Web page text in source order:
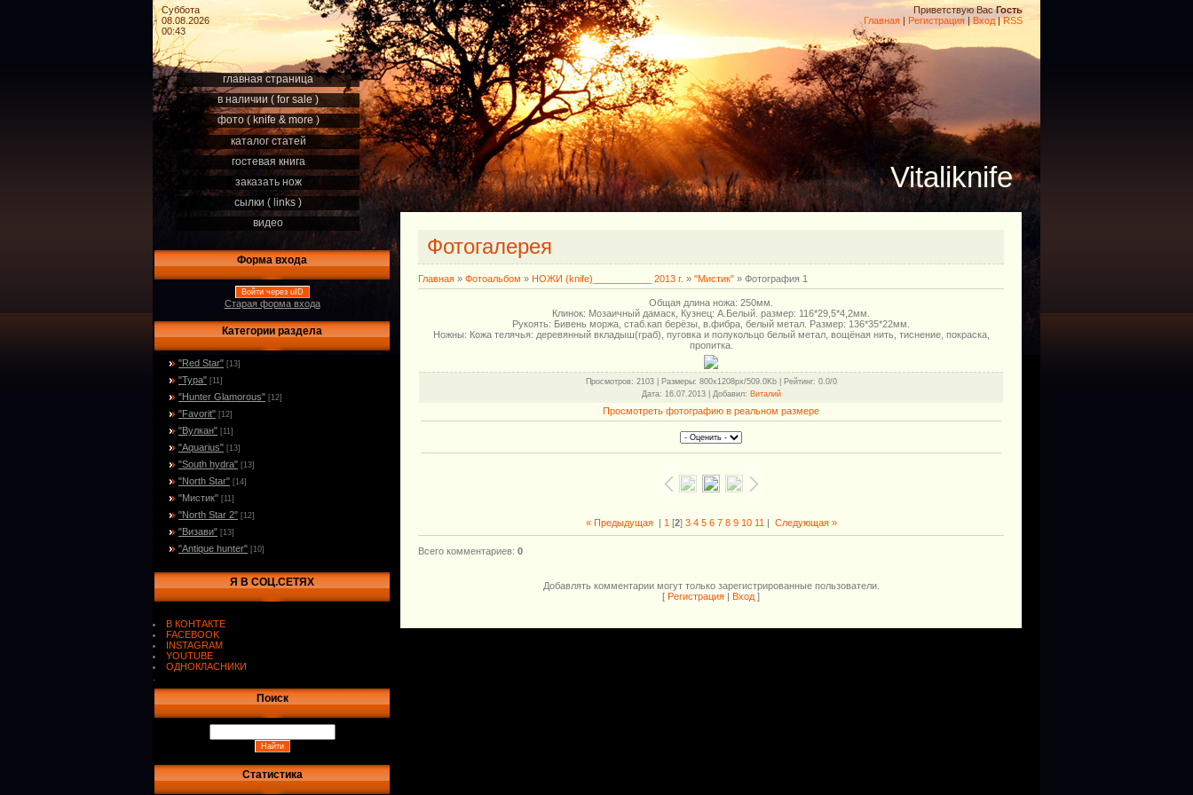
Суббота
08.08.2026
00:43
Приветствую Вас Гость
Главная | Регистрация | Вход|RSS
главная страница
в наличии ( for sale )
фото ( knife & more )
каталог статей
гостевая книга
заказать нож
сылки ( links )
видео
Форма входа
Войти через uID
Старая форма входа
Категории раздела
"Red Star" [13]
"Тура" [11]
"Hunter Glamorous" [12]
"Favorit" [12]
"Вулкан" [11]
"Aquarius" [13]
"South hydra" [13]
"North Star" [14]
"Мистик" [11]
"North Star 2" [12]
"Визави" [13]
"Antique hunter" [10]
Я В СОЦ.СЕТЯХ
В КОНТАКТЕ
FACEBOOK
INSTAGRAM
YOUTUBE
ОДНОКЛАСНИКИ
Поиск
Статистика
Vitaliknife
Фотогалерея
Главная » Фотоальбом » НОЖИ (knife)___________ 2013 г. » "Мистик" » Фотография 1
Общая длина ножа: 250мм.
Клинок: Мозаичный дамаск, Кузнец: А.Белый. размер: 116*29,5*4,2мм.
Рукоять: Бивень моржа, стаб.кап берёзы, в.фибра, белый метал. Размер: 136*35*22мм.
Ножны: Кожа телячья: деревянный вкладыш(граб), пуговка и полукольцо белый метал, вощёная нить, тиснение, покраска,
пропитка.
Просмотров: 2103 | Размеры: 800x1208px/509.0Kb | Рейтинг: 0.0/0
Дата: 16.07.2013 | Добавил: Виталий
Просмотреть фотографию в реальном размере
« Предыдущая| 1 [2] 3 4 5 6 7 8 9 10 11 | Следующая »
Всего комментариев: 0
Добавлять комментарии могут только зарегистрированные пользователи.
[ Регистрация Вход ]